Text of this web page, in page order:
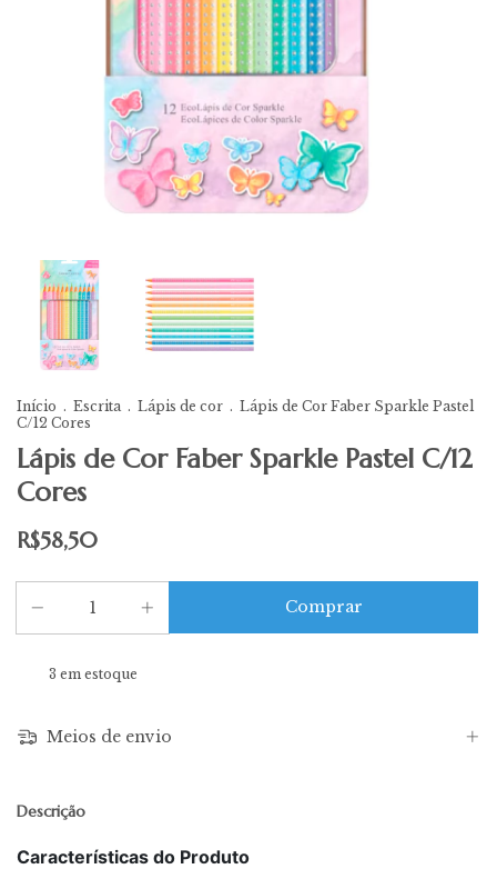
Início . Escrita . Lápis de cor . Lápis de Cor Faber Sparkle Pastel
C/12 Cores
Lápis de Cor Faber Sparkle Pastel C/12
Cores
R$58,50
3 em estoque
Meios de envio
Descrição
Características do Produto